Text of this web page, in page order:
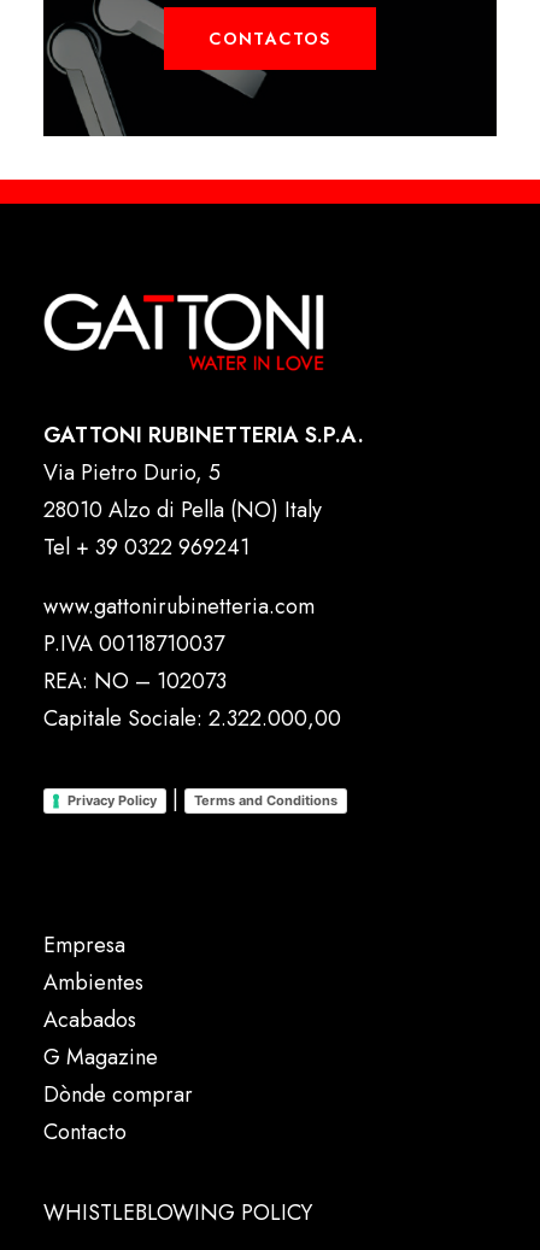
CONTACTOS
GATTONI RUBINETTERIA S.P.A.
Via Pietro Durio, 5
28010 Alzo di Pella (NO) Italy
Tel + 39 0322 969241
www.gattonirubinetteria.com
P.IVA 00118710037
REA: NO – 102073
Capitale Sociale: 2.322.000,00
Privacy Policy | Terms and Conditions
Empresa
Ambientes
Acabados
G Magazine
Dònde comprar
Contacto
WHISTLEBLOWING POLICY